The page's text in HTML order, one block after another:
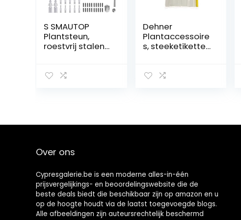
S SMAUTOP
Plantsteun,
roestvrij stalen
houders, 16 m
Dehner
Plantaccessoire
s, steeketiketten
cm
Over ons
Cypresgalerie.be is een moderne alles-in-één
prijsvergelijkings- en beoordelingswebsite die de
beste deals biedt die beschikbaar zijn op amazon en u
op de hoogte houdt via de laatst toegevoegde blogs.
Alle afbeeldingen zijn auteursrechtelijk beschermd